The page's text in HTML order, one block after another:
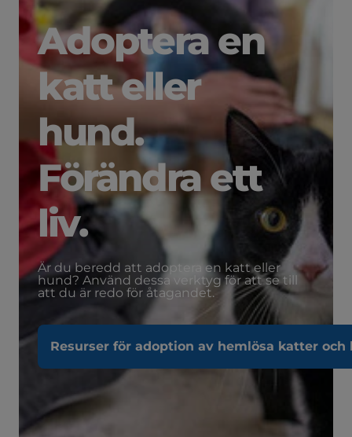
Adoptera en
katt eller
hund.
Förändra ett
liv.
Är du beredd att adoptera en katt eller
hund? Använd dessa verktyg för att se till
att du är redo för åtagandet.
Resurser för adoption av hemlösa katter och